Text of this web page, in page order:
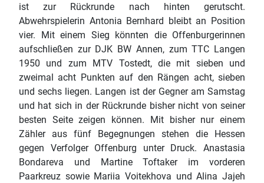
ist zur Rückrunde nach hinten gerutscht.
Abwehrspielerin Antonia Bernhard bleibt an Position
vier. Mit einem Sieg könnten die Offenburgerinnen
aufschließen zur DJK BW Annen, zum TTC Langen
1950 und zum MTV Tostedt, die mit sieben und
zweimal acht Punkten auf den Rängen acht, sieben
und sechs liegen. Langen ist der Gegner am Samstag
und hat sich in der Rückrunde bisher nicht von seiner
besten Seite zeigen können. Mit bisher nur einem
Zähler aus fünf Begegnungen stehen die Hessen
gegen Verfolger Offenburg unter Druck. Anastasia
Bondareva und Martine Toftaker im vorderen
Paarkreuz sowie Mariia Voitekhova und Alina Jajeh